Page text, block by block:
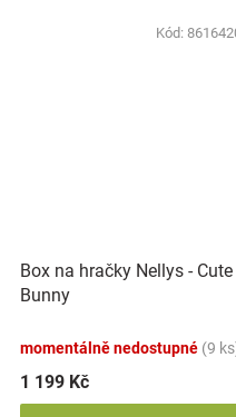
Kód:
Box na hračky Nellys - Cute
Bunny
momentálně nedostupné (9
1 199 Kč